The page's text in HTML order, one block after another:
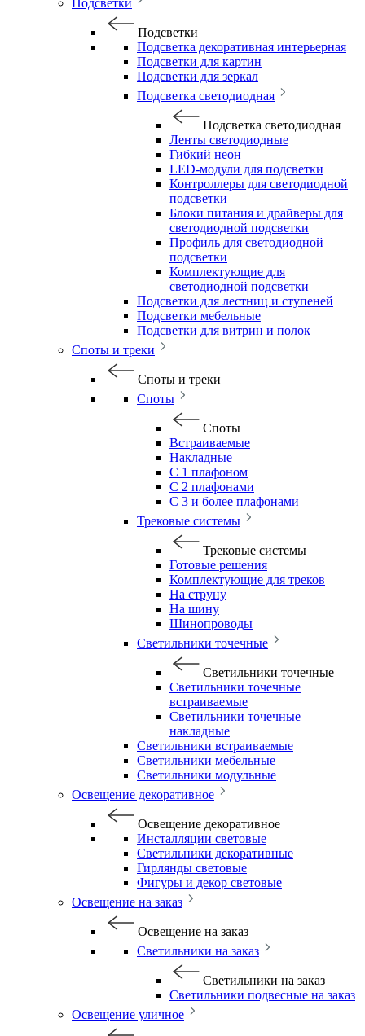
Подсветки
Подсветки
Подсветка декоративная интерьерная
Подсветки для картин
Подсветки для зеркал
Подсветка светодиодная
Подсветка светодиодная
Ленты светодиодные
Гибкий неон
LED-модули для подсветки
Контроллеры для светодиодной
подсветки
Блоки питания и драйверы для
светодиодной подсветки
Профиль для светодиодной
подсветки
Комплектующие для
светодиодной подсветки
Подсветки для лестниц и ступеней
Подсветки мебельные
Подсветки для витрин и полок
Споты и треки
Споты и треки
Споты
Споты
Встраиваемые
Накладные
С 1 плафоном
С 2 плафонами
С 3 и более плафонами
Трековые системы
Трековые системы
Готовые решения
Комплектующие для треков
На струну
На шину
Шинопроводы
Светильники точечные
Светильники точечные
Светильники точечные
встраиваемые
Светильники точечные
накладные
Светильники встраиваемые
Светильники мебельные
Светильники модульные
Освещение декоративное
Освещение декоративное
Инсталляции световые
Светильники декоративные
Гирлянды световые
Фигуры и декор световые
Освещение на заказ
Освещение на заказ
Светильники на заказ
Светильники на заказ
Светильники подвесные на заказ
Освещение уличное